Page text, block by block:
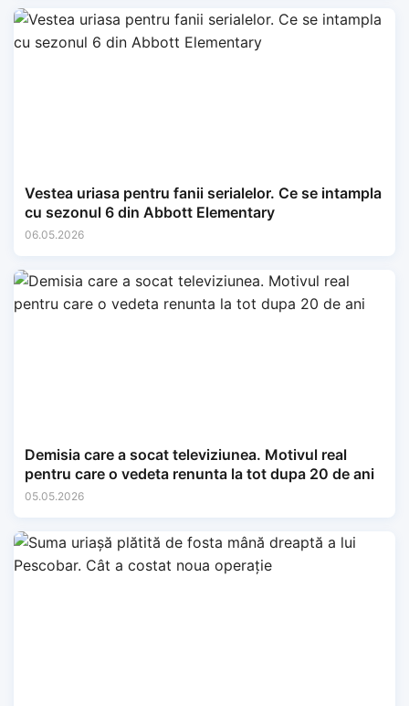
Vestea uriasa pentru fanii serialelor. Ce se intampla
cu sezonul 6 din Abbott Elementary
06.05.2026
Demisia care a socat televiziunea. Motivul real
pentru care o vedeta renunta la tot dupa 20 de ani
05.05.2026